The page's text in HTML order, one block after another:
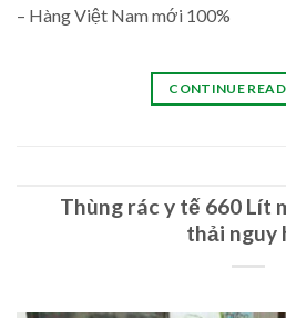
– Hàng Việt Nam mới 100%
CONTINUE
Thùng rác y tế 660 Lít
thải nguy